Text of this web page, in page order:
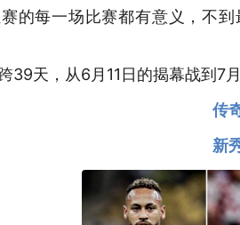
的每一场比赛都有意义，不
39天，从6月11日的揭幕战到7
传
新